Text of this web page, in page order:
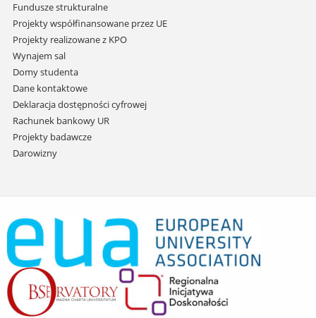
Fundusze strukturalne
Projekty współfinansowane przez UE
Projekty realizowane z KPO
Wynajem sal
Domy studenta
Dane kontaktowe
Deklaracja dostępności cyfrowej
Rachunek bankowy UR
Projekty badawcze
Darowizny